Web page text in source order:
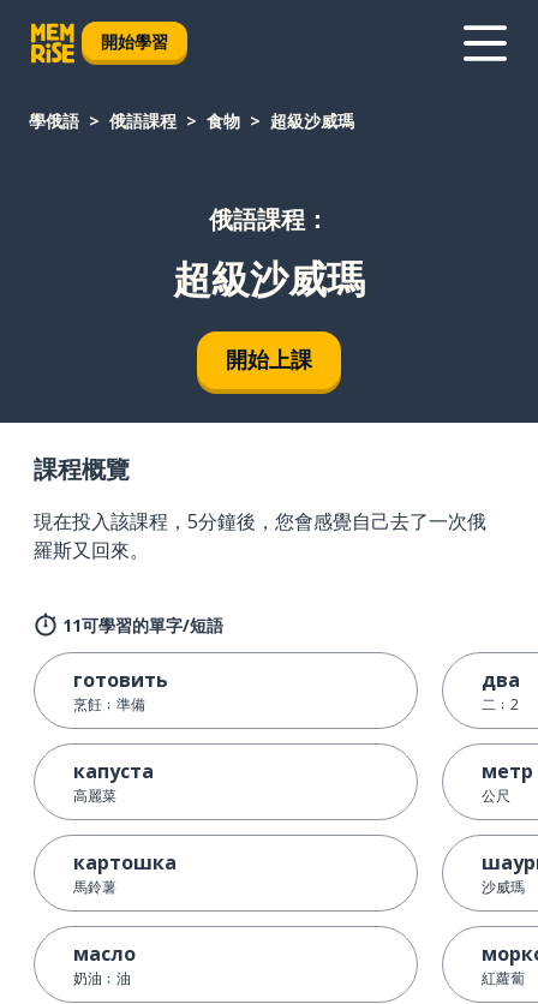
開始學習
學俄語 俄語課程 食物 超級沙威瑪
俄語課程：
超級沙威瑪
開始上課
課程概覽
現在投入該課程，5分鐘後，您會感覺自己去了一次俄
羅斯又回來。
11可學習的單字/短語
готовить
烹飪﹔準備
капуста
高麗菜
картошка
馬鈴薯
масло
奶油﹔油
два
二﹔2
метр
公尺
沙威瑪
紅蘿蔔